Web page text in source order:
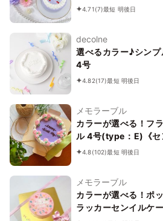
セージの色も選べま
4.71(7)最短 明後日
decolne
選べるカラー♪シン
4号
4.82(17)最短 明後日
メモラーブル
カラーが選べる！フ
ル 4号(type：E)《セ
4.8(102)最短 明後日
メモラーブル
カラーが選べる！ポ
ラッカーセンイルケ